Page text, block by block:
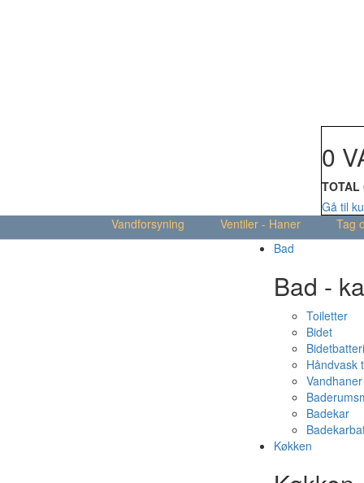
0
TOTAL
Gå til
Vandforsyning
Ventiler - Haner Tag
Bad
Bad -
Toiletter
Bidet
Håndvask
Badekar
Køkken